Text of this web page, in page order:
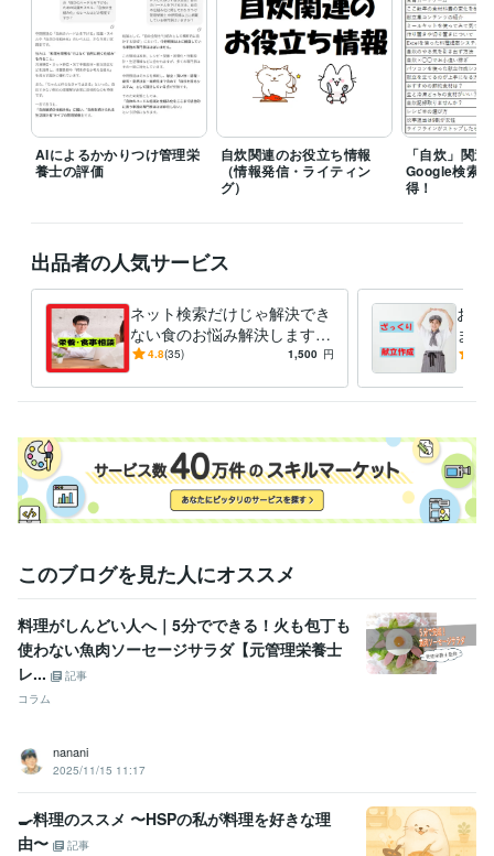
そのため余裕を持った時間の確保を目的とし1週間～10日の提案期限を
設けていただければと思います。
経験職種
ライフスタイル・その他 / その他 経験年数 : 18年
個人 2025年1月 ~ 現在
（Kindle）
資格・検定
管理栄養士 取得年 : 2004年
栄養士 取得年 : 2004年
ビジネス・クリエイティブツール
Excel:23年Word:23年
栄養マイスター:3年栄養Pro:5年
得意分野
住まい・美容・生活相談 栄養・食事相談など
管理栄養士 栄養相談 食事相談 献立作成 栄養計算
レシピ作成
学歴
長崎県立長崎シーボルト大学 2001年3月 ~ 2005年2月
AIによるかかりつけ管理栄
養士の評価
自炊関連のお役立ち情報
（情報発信・ライティン
グ）
「自炊」関
Google検索
得！
出品者の人気サービス
ネット検索だけじゃ解決でき
ない食のお悩み解決します
栄養・食事相談、その他のご
せ下さい
4.8(35) 1,500 円
お手
ま
から
このブログを見た人にオススメ
料理がしんどい人へ｜5分でできる！火も包丁も
使わない魚肉ソーセージサラダ【元管理栄養士
レ...
記事
コラム
nanani
2025/11/15 11:17
🍳料理のススメ 〜HSPの私が料理を好きな理
由〜
記事